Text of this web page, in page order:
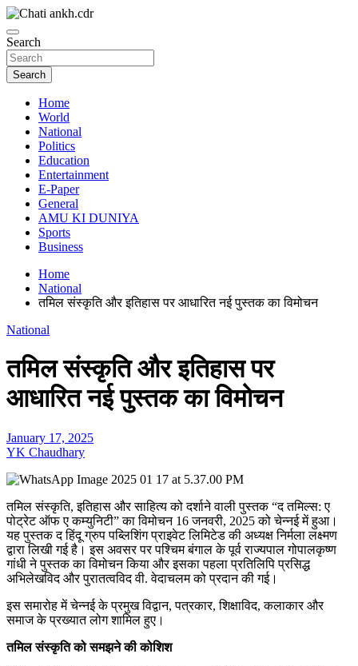
Skip
to
content
Chatiankh
News Paper
Search
Search
Home
World
National
Politics
Education
Entertainment
E-Paper
General
AMU KI DUNIYA
Sports
Business
Home
National
तमिल संस्कृति और इतिहास पर आधारित नई पुस्तक का विमोचन
National
तमिल संस्कृति और इतिहास पर
आधारित नई पुस्तक का विमोचन
January 17, 2025
YK Chaudhary
तमिल संस्कृति, इतिहास और साहित्य को दर्शाने वाली पुस्तक “द तमिल्स: ए
पोट्रेट ऑफ ए कम्युनिटी” का विमोचन 16 जनवरी, 2025 को चेन्नई में हुआ।
यह पुस्तक द हिंदू ग्रुप पब्लिशिंग प्राइवेट लिमिटेड की अध्यक्ष निर्मला लक्ष्मण
द्वारा लिखी गई है। इस अवसर पर पश्चिम बंगाल के पूर्व राज्यपाल गोपालकृष्ण
गांधी ने पुस्तक का विमोचन किया और इसका पहला प्रतिलिपि प्रसिद्ध
अभिलेखविद और पुरातत्वविद वी. वेदाचलम को प्रदान की गई।
इस समारोह में चेन्नई के प्रमुख विद्वान, पत्रकार, शिक्षाविद, कलाकार और
समाज के प्रख्यात लोग शामिल हुए।
तमिल संस्कृति को समझने की कोशिश